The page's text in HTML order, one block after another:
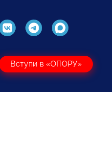
Вступи в «ОПОРУ»